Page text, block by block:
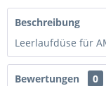
Beschreibung
Leerlaufdüse für
Bewertungen
0